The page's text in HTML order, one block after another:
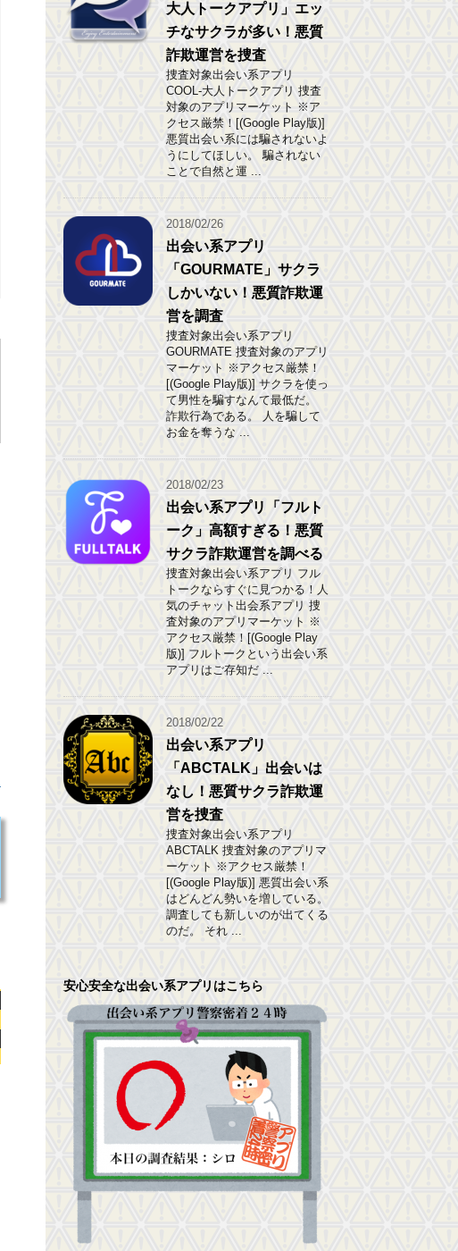
大人トークアプリ」エッ
チなサクラが多い！悪質
詐欺運営を捜査
捜査対象出会い系アプリ
COOL-大人トークアプリ 捜査
対象のアプリマーケット ※ア
クセス厳禁！[(Google Play版)]
悪質出会い系には騙されないよ
うにしてほしい。 騙されない
ことで自然と運 ...
2018/02/26
出会い系アプリ
「GOURMATE」サクラ
しかいない！悪質詐欺運
営を調査
捜査対象出会い系アプリ
GOURMATE 捜査対象のアプリ
マーケット ※アクセス厳禁！
[(Google Play版)] サクラを使っ
て男性を騙すなんて最低だ。
詐欺行為である。 人を騙して
お金を奪うな ...
2018/02/23
出会い系アプリ「フルト
ーク」高額すぎる！悪質
サクラ詐欺運営を調べる
捜査対象出会い系アプリ フル
トークならすぐに見つかる！人
気のチャット出会系アプリ 捜
査対象のアプリマーケット ※
アクセス厳禁！[(Google Play
版)] フルトークという出会い系
アプリはご存知だ ...
2018/02/22
出会い系アプリ
「ABCTALK」出会いは
なし！悪質サクラ詐欺運
営を捜査
捜査対象出会い系アプリ
ABCTALK 捜査対象のアプリマ
ーケット ※アクセス厳禁！
[(Google Play版)] 悪質出会い系
はどんどん勢いを増している。
調査しても新しいのが出てくる
のだ。 それ ...
安心安全な出会い系アプリはこちら